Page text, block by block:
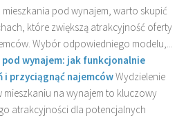
pod wynajem, warto skupić
które zwiększą atrakcyjność oferty
Wybór odpowiedniego modelu,...
wynajem: jak funkcjonalnie
przyciągnąć najemcówWydzielenie
na wynajem to kluczowy
atrakcyjności dla potencjalnych